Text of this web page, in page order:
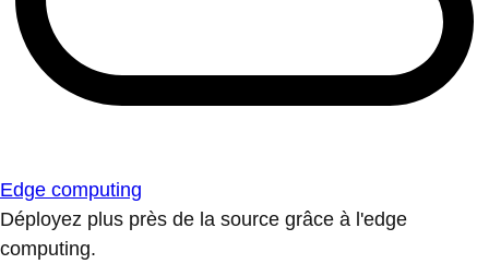
Edge computing
Déployez plus près de la source grâce à l'edge
computing.